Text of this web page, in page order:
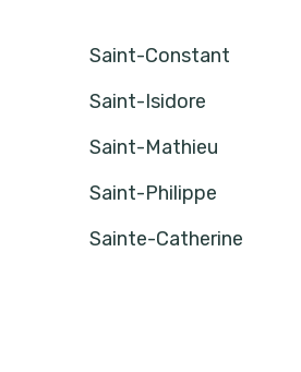
Saint-Constant
Saint-Isidore
Saint-Mathieu
Saint-Philippe
Sainte-Catherine